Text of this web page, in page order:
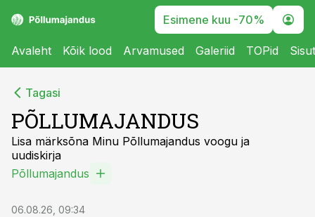
Esimene kuu -70%
Avaleht Kõik lood Arvamused Galeriid TOPid
Tagasi
PÕLLUMAJANDUS
Lisa märksõna Minu Põllumajandus voogu ja
uudiskirja
Põllumajandus
06.08.26, 09:34